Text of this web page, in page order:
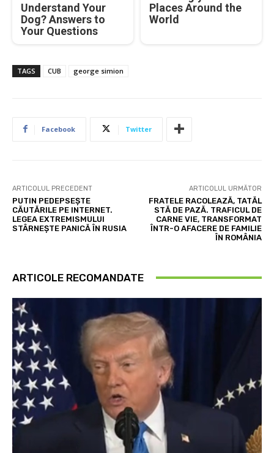
Understand Your
Dog? Answers to
Your Questions
Places Around the
World
TAGS CUB george simion
Facebook Twitter
ARTICOLUL PRECEDENT
PUTIN PEDEPSEȘTE
CĂUTĂRILE PE INTERNET.
LEGEA EXTREMISMULUI
STÂRNEȘTE PANICĂ ÎN RUSIA
ARTICOLUL URMĂTOR
FRATELE RACOLEAZĂ, TATĂL
STĂ DE PAZĂ. TRAFICUL DE
CARNE VIE, TRANSFORMAT
ÎNTR-O AFACERE DE FAMILIE
ÎN ROMÂNIA
ARTICOLE RECOMANDATE